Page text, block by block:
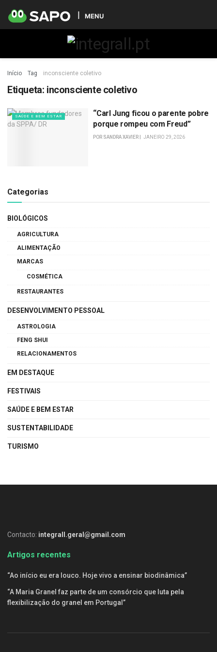
MENU
Início Tag inconsciente coletivo
Etiqueta: inconsciente coletivo
SAÚDE E BEM ESTAR
“Carl Jung ficou o parente pobre
porque rompeu com Freud”
POR SANDRA XAVIER JANEIRO 29, 2026
Categorias
BIOLÓGICOS
AGRICULTURA
ALIMENTAÇÃO
MARCAS
COSMÉTICA
RESTAURANTES
DESENVOLVIMENTO PESSOAL
ASTROLOGIA
FENG SHUI
RELACIONAMENTOS
EM DESTAQUE
FESTIVAIS
SAÚDE E BEM ESTAR
SUSTENTABILIDADE
TURISMO
Contacto: integrall.geral@gmail.com
Artigos recentes
“Ao início eu era louco. Hoje vivo a ensinar biodinâmica”
“A Maria Granel faz parte de um consórcio que luta pela
flexibilização do granel em Portugal”